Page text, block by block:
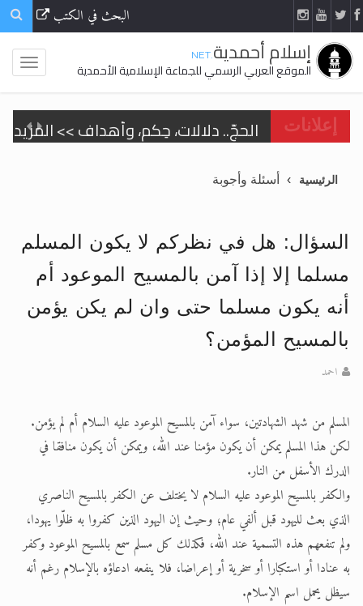
البحث في الكتب
إسلام أحمدية.NET
الموقع العربي الرسمي للجماعة الإسلامية الأحمدية
إعلانات
الحجّ.. دلالات، حِكم، وأهداف >> المزيد
تعميم هامّ لأفراد الجماعة >> المزيد
اقرأ هذا الكتاب وتعرّف على حقيقة
اقرأ هذا المقال في أهمية عيد
الرئيسية أسئلة وأجوبة
السؤال: هل في نظركم لا يكون المسلم
مسلما إلا إذا آمن بالمسيح الموعود أم
أنه يكون مسلما حتى وان لم يكن يؤمن
بالمسيح المؤمن؟
احمد
المسلم من شهد الشهادتين، سواء آمن بالمسيح الموعود عليه السلام أم لم يؤمن.
لكن هذا المسلم يمكن أن يكون مؤمنا عند الله، ويمكن أن يكون منافقا في
الدرك الأسفل من النار.
والكفر بالمسيح الموعود عليه السلام لا يختلف عن الكفر بالمسيح الناصري
الذي بعث لليهود قبل ألفي عام؛ وحيث إن اليهود الذين كفروا به ظلّوا يهودا،
ولم تنفعهم هذه التسمية عند الله، فكذلك كل مسلم سمع بالمسيح الموعود وكفر
به عنادا أو استكبارا أو سخرية أو إعراضا، فلا ينفعه ادعاؤه بالإسلام رغم أنه
سيظل يحمل اسم الإسلام.